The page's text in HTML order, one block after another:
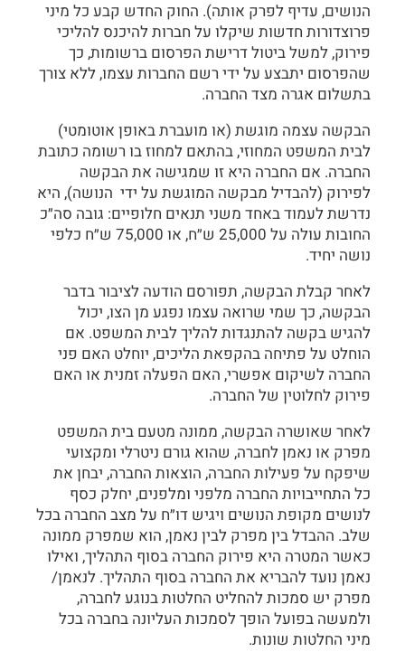
הנושים, עדיף לפרק אותה). החוק החדש קבע כל מיני
פרוצדורות חדשות שיקלו על חברות להיכנס להליכי
פירוק, למשל ביטול דרישת הפרסום ברשומות, כך
שהפרסום יתבצע על ידי רשם החברות עצמו, ללא צורך
בתשלום אגרה מצד החברה.
הבקשה עצמה מוגשת (או מועברת באופן אוטומטי)
לבית המשפט המחוזי, בהתאם למחוז בו רשומה כתובת
החברה. אם החברה היא זו שמגישה את הבקשה
לפירוק (להבדיל מבקשה המוגשת על ידי הנושה), היא
נדרשת לעמוד באחד משני תנאים חלופיים: גובה סה״כ
החובות עולה על 25,000 ש״ח, או 75,000 ש״ח כלפי
נושה יחיד.
לאחר קבלת הבקשה, תפורסם הודעה לציבור בדבר
הבקשה, כך שמי שרואה עצמו נפגע מן הצו, יכול
להגיש בקשה להתנגדות להליך לבית המשפט. אם
הוחלט על פתיחה בהקפאת הליכים, יוחלט האם פני
החברה לשיקום אפשרי, האם הפעלה זמנית או האם
פירוק לחלוטין של החברה.
לאחר שאושרה הבקשה, ממונה מטעם בית המשפט
מפרק או נאמן לחברה, שהוא גורם ניטרלי ומקצועי
שיפקח על פעילות החברה, הוצאות החברה, יבחן את
כל התחייבויות החברה מלפני ומלפנים, יחלק כסף
לנושים מקופת הנושים ויגיש דו״ח על מצב החברה בכל
שלב. ההבדל בין מפרק לבין נאמן, הוא שמפרק ממונה
כאשר המטרה היא פירוק החברה בסוף התהליך, ואילו
נאמן נועד להבריא את החברה בסוף התהליך. לנאמן/
מפרק יש סמכות להחליט החלטות בנוגע לחברה,
ולמעשה בפועל הופך לסמכות העליונה בחברה בכל
מיני החלטות שונות.